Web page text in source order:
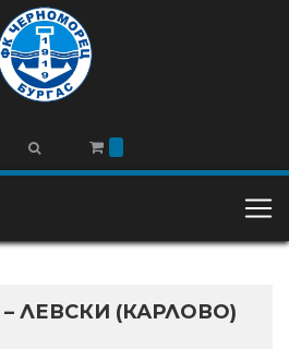
ЛЕВСКИ (КАРЛОВО)